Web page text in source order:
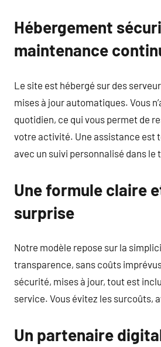
Hébergement
maintenance
Le site est hébergé sur des
mises à jour automatiques. Vous
quotidien, ce qui vous permet de
votre activité. Une assistance est
avec un suivi personnalisé dans le
Une formule claire
surprise
Notre modèle repose sur la
transparence, sans coûts
sécurité, mises à jour, tout est
service. Vous évitez les surcoûts,
Un partenaire